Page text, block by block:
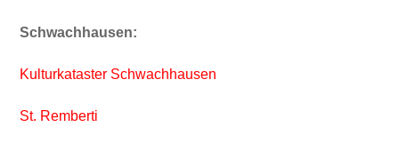
Schwachhausen:
Kulturkataster Schwachhausen
St. Remberti